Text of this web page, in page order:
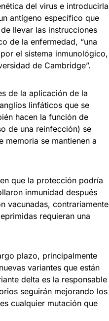
del virus e introducirla
antígeno específico que
llevar las instrucciones
de la enfermedad, “una
el sistema inmunológico,
de Cambridge”.
de la aplicación de la
linfáticos que se
hacen la función de
de una reinfección) se
memoria se mantienen a
que la protección podría
inmunidad después
vacunadas, contrariamente
requieran una
plazo, principalmente
variantes que están
delta es la responsable
seguirán mejorando los
cualquier mutación que